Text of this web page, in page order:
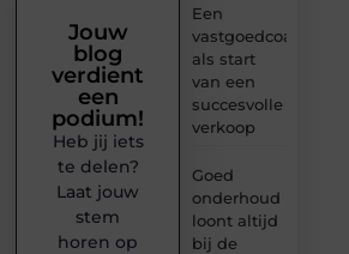
Een
vastgoedcoach
als start
van een
succesvolle
verkoop
Goed
onderhoud
loont altijd
bij de
Jouw
blog
verdient
een
podium!
Heb jij iets
te delen?
Laat jouw
stem
horen op